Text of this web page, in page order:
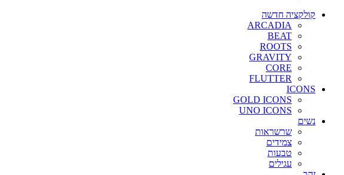
קולקציה חדשה
ARCADIA
BEAT
ROOTS
GRAVITY
CORE
FLUTTER
ICONS
GOLD ICONS
UNO ICONS
נשים
שרשראות
צמידים
טבעות
עגילים